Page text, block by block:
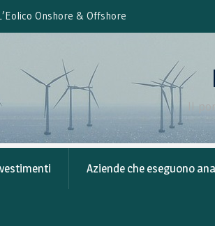
Onshore & Offshore
Il
Aziende che eseguono